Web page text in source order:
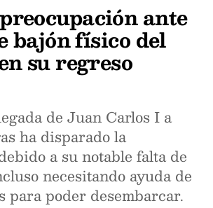
ante
bajón físico del
su regreso
de Juan Carlos I a
ha disparado la
a su notable falta de
necesitando ayuda de
para poder desembarcar.